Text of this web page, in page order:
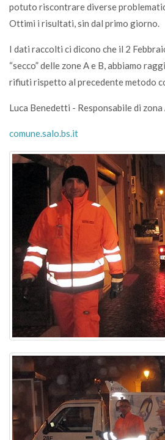
potuto riscontrare diverse
Ottimi i risultati, sin dal primo giorno.
I dati raccolti ci dicono che il 2
“secco” delle zone A e B, abbiamo
rifiuti rispetto al precedente metodo
Luca Benedetti - Responsabile di
comune.salo.bs.it